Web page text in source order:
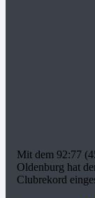
Mit dem 92:77
Oldenburg hat
Clubrekord